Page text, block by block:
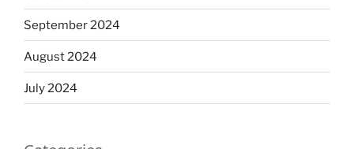
September 2024
August 2024
July 2024